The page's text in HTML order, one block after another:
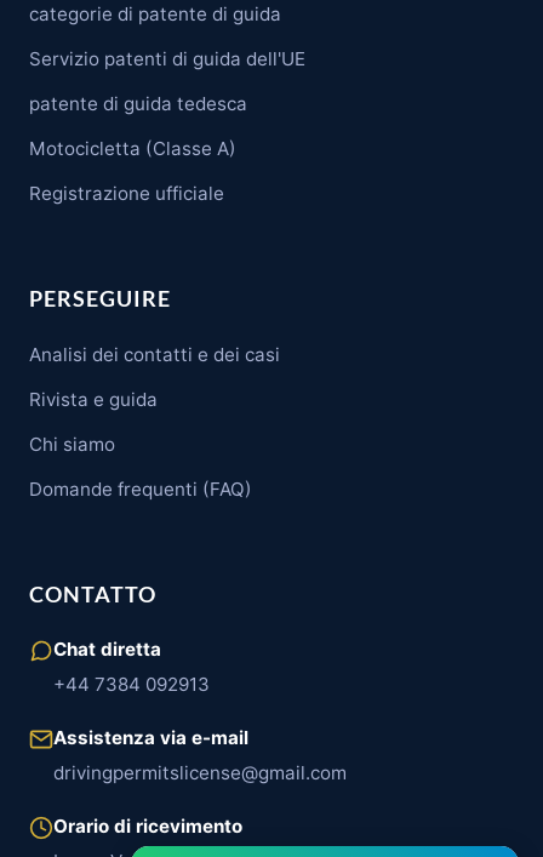
categorie di patente di guida
Servizio patenti di guida dell'UE
patente di guida tedesca
Motocicletta (Classe A)
Registrazione ufficiale
PERSEGUIRE
Analisi dei contatti e dei casi
Rivista e guida
Chi siamo
Domande frequenti (FAQ)
CONTATTO
Chat diretta
+44 7384 092913
Assistenza via e-mail
drivingpermitslicense@gmail.com
Orario di ricevimento